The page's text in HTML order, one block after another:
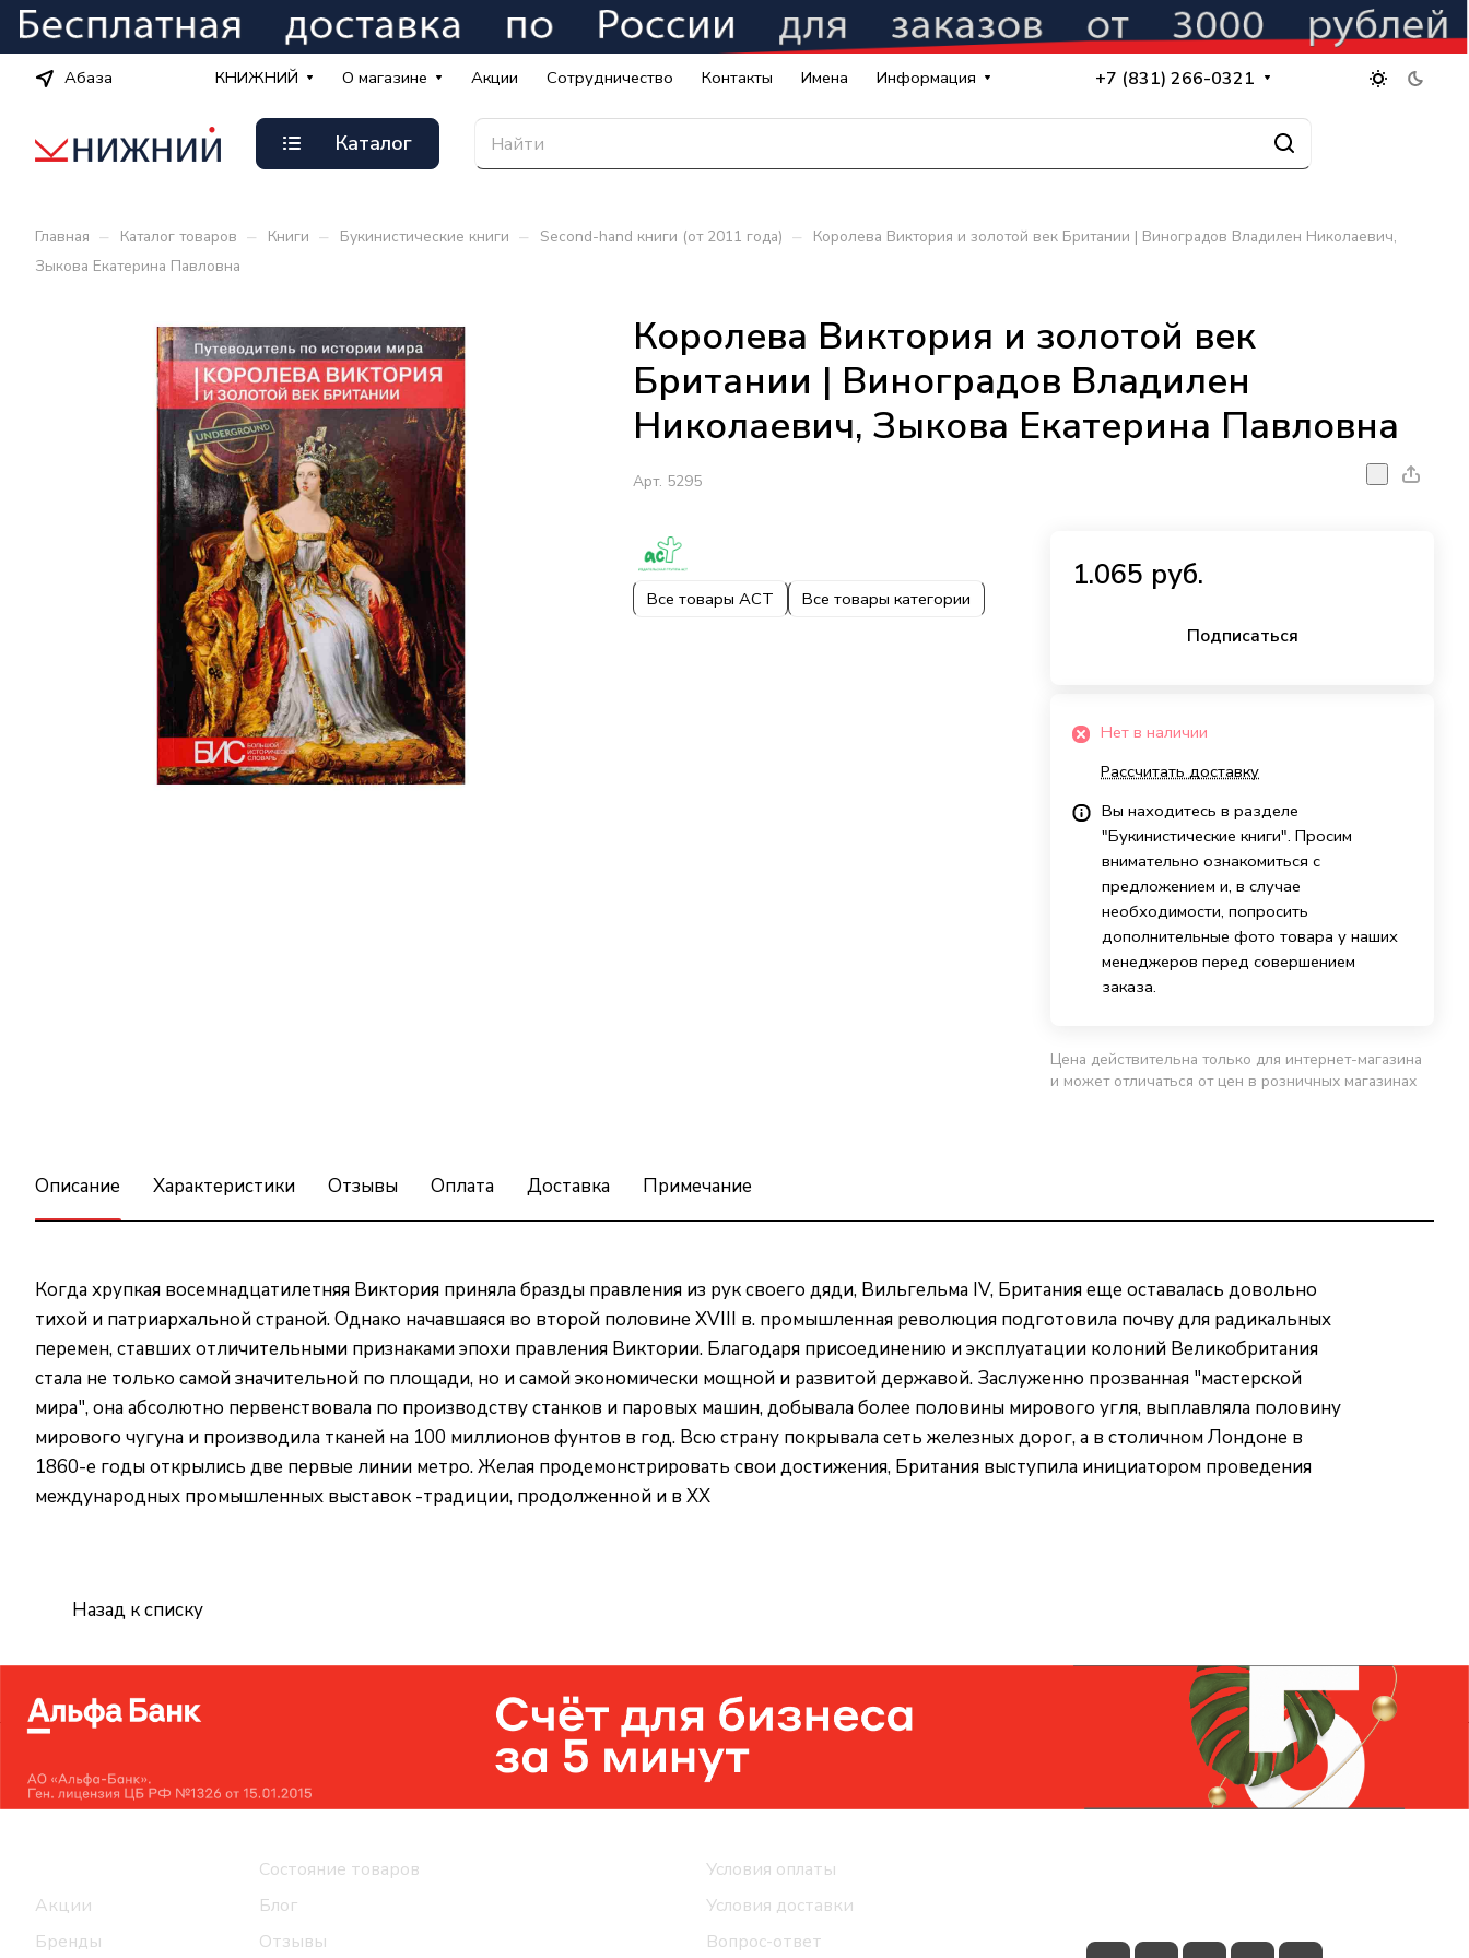
Абаза КНИЖНИЙ О магазине Акции Сотрудничество Контакты Имена Информация +7 (831) 266-0321
Каталог
Главная – Каталог товаров – Книги – Букинистические книги – Second-hand книги (от 2011 года) –
Королева Виктория и золотой век Британии | Виноградов Владилен Николаевич,
Зыкова Екатерина Павловна
Королева Виктория и золотой век
Британии | Виноградов Владилен
Николаевич, Зыкова Екатерина Павловна
Арт. 5295
Все товары АСТ Все товары категории
1.065 руб.
Подписаться
Нет в наличии
Рассчитать доставку
Вы находитесь в разделе
"Букинистические книги". Просим
внимательно ознакомиться с
предложением и, в случае
необходимости, попросить
дополнительные фото товара у наших
менеджеров перед совершением
заказа.
Цена действительна только для интернет-магазина
и может отличаться от цен в розничных магазинах
Описание Характеристики Отзывы Оплата Доставка Примечание
Когда хрупкая восемнадцатилетняя Виктория приняла бразды правления из рук своего дяди, Вильгельма IV, Британия еще оставалась довольно
тихой и патриархальной страной. Однако начавшаяся во второй половине XVIII в. промышленная революция подготовила почву для радикальных
перемен, ставших отличительными признаками эпохи правления Виктории. Благодаря присоединению и эксплуатации колоний Великобритания
стала не только самой значительной по площади, но и самой экономически мощной и развитой державой. Заслуженно прозванная "мастерской
мира", она абсолютно первенствовала по производству станков и паровых машин, добывала более половины мирового угля, выплавляла половину
мирового чугуна и производила тканей на 100 миллионов фунтов в год. Всю страну покрывала сеть железных дорог, а в столичном Лондоне в
1860-е годы открылись две первые линии метро. Желая продемонстрировать свои достижения, Британия выступила инициатором проведения
международных промышленных выставок -традиции, продолженной и в XX
Назад к списку
Акции
Бренды
Состояние товаров
Блог
Отзывы
Условия оплаты
Условия доставки
Вопрос-ответ